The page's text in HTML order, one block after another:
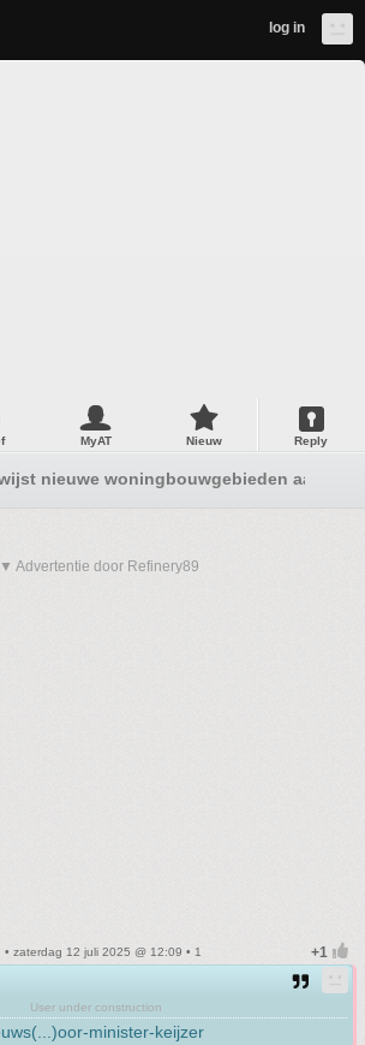
log in
MyAT Nieuw Reply
nieuwe woningbouwgebieden aan
▼ Advertentie door Refinery89
• zaterdag 12 juli 2025 @ 12:09 • 1
User under construction
minister-keijzer